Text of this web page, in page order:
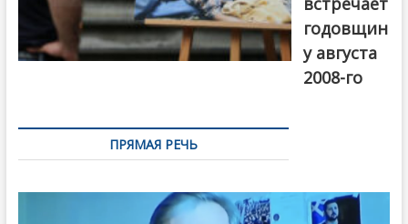
годовщин
у августа
2008-го
ПРЯМАЯ РЕЧЬ